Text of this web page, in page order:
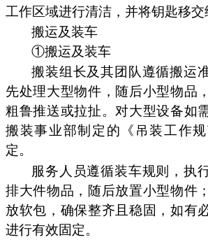
工作区域进行清洁，并将钥匙移交
搬运及装车
①搬运及装车
搬装组长及其团队遵循搬运
先处理大型物件，随后小型物品
粗鲁推送或拉扯。对大型设备如
搬装事业部制定的《吊装工作
定。
服务人员遵循装车规则，执
排大件物品，随后放置小型物件
放软包，确保整齐且稳固，如有
进行有效固定。